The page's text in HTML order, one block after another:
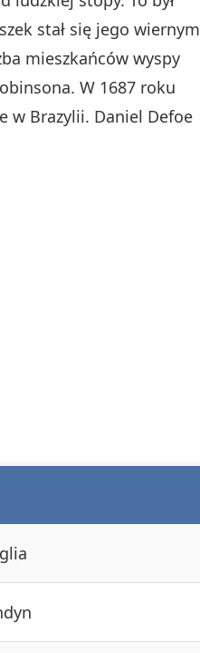
stał się jego wiernym
mieszkańców wyspy
W 1687 roku
w Brazylii. Daniel Defoe